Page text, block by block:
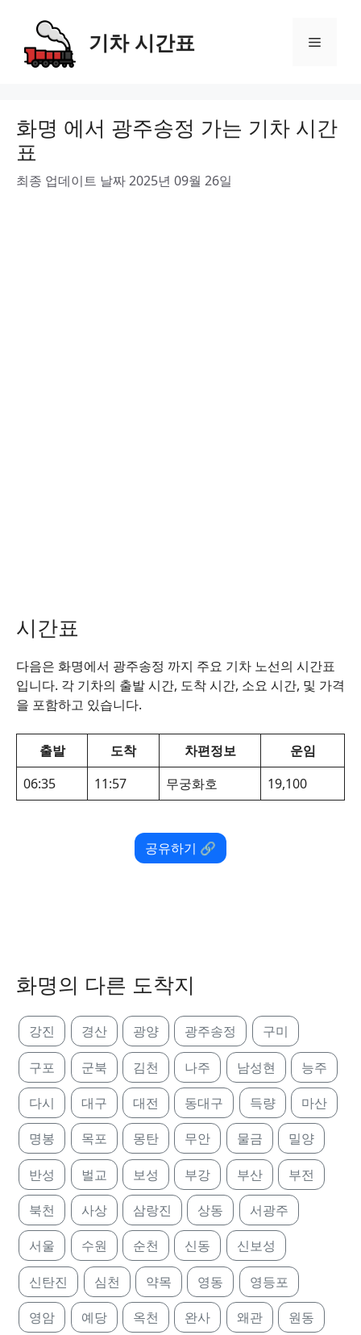
content
기차 시간표 Menu
화명 에서 광주송정 가는 기차 시간
표
최종 업데이트 날짜 2025년 09월 26일
시간표
다음은 화명에서 광주송정 까지 주요 기차 노선의 시간표
입니다. 각 기차의 출발 시간, 도착 시간, 소요 시간, 및 가격
을 포함하고 있습니다.
출발 도착 차편정보
운임
06:35
11:57 무궁화호 19,100
공유하기 🔗
화명의 다른 도착지
강진 경산 광양 광주송정 구미
구포 군북 김천 나주 남성현 능주
다시 대구 대전 동대구 득량 마산
명봉 목포 몽탄 무안 물금 밀양
반성 벌교 보성 부강 부산 부전
북천 사상 삼랑진 상동 서광주
서울 수원 순천 신동 신보성
신탄진 심천 약목 영동 영등포
영암 예당 옥천 완사 왜관 원동